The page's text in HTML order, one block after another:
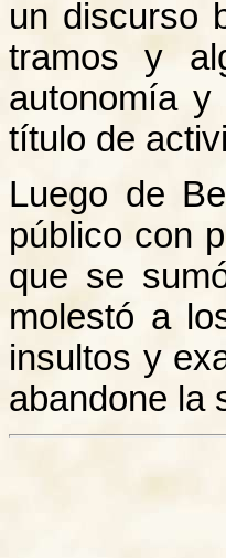
un discurso
tramos y
autonomía
título de
Luego de
público con
que se
molestó a
insultos y
abandone la